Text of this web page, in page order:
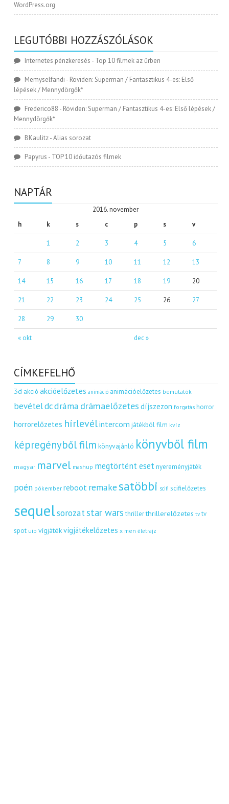
WordPress.org
LEGUTÓBBI HOZZÁSZÓLÁSOK
Internetes pénzkeresés - Top 10 filmek az űrben
Memyselfandi - Röviden: Superman / Fantasztikus 4-es: Első
lépések / Mennydörgők*
Frederico88 - Röviden: Superman / Fantasztikus 4-es: Első lépések /
Mennydörgők*
BKaulitz-Alias sorozat
Papyrus - TOP 10 időutazós filmek
NAPTÁR
2016. november
h
k s c p s v
« okt dec »
1 2 3 4 5 6
7 8 9 10 11 12 13
14 15 16 17 18 19 20
21 22 23 24 25 26 27
28 29 30
CÍMKEFELHŐ
3d akció akcióelőzetes animáció animációelőzetes bemutatók
bevételdcdráma drámaelőzetes díjszezon forgatás horror
horrorelőzetes hírlevélintercom játékból film kvíz
képregényből film könyvajánló könyvből film
magyar marvel mashup megtörtént eset nyereményjáték
poén pókember reboot remakesatöbbi scifi scifielőzetes
sequelsorozatstar wars thriller thrillerelőzetes tv tv
spot uip vígjátékvígjátékelőzetes x men életrajz